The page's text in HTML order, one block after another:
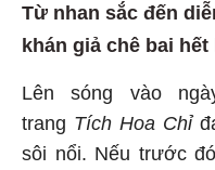
Từ nhan sắc đến
khán giả chê bai hết
Lên sóng vào
trang Tích Hoa Chỉ
sôi nổi. Nếu trước